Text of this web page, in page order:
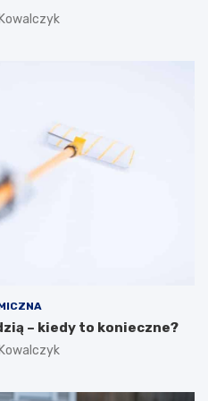
– kiedy to konieczne?